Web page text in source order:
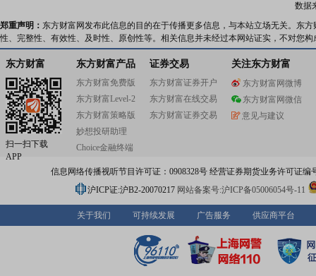
股本变动：2026年06月30日因
2026-06-22
公告：2026年06月22日发布
2026-06-11
训证明的公告》
2026-05-28
数据
郑重声明： 东方财富网发布此信息的目的在于传播更多信息，与本站立场无关。东
性、完整性、有效性、及时性、原创性等。相关信息并未经过本网站证实，不对您
东方财富
扫一扫下载
APP
东方财富产品
东方财富免费版
东方财富Level-2
东方财富策略版
妙想投研助理
Choice金融终端
证券交易
东方财富证券开户
东方财富在线交易
东方财富证券交易
关注东方财富
东方财富网微博
东方财富网微信
意见与建议
信息网络传播视听节目许可证：0908328号 经营证券期货业务许可证编
沪ICP证:沪B2-20070217 网站备案号:沪ICP备05006054号-11
关于我们 可持续发展 广告服务 供应商平台